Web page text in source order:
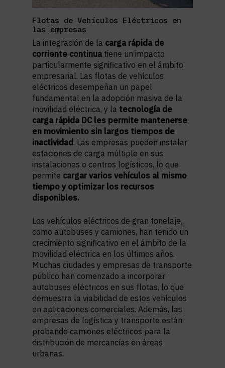
Flotas de Vehículos Eléctricos en
las empresas
La integración de la carga rápida de
corriente continua tiene un impacto
particularmente significativo en el ámbito
empresarial. Las flotas de vehículos
eléctricos desempeñan un papel
fundamental en la adopción masiva de la
movilidad eléctrica, y la tecnología de
carga rápida DC les permite mantenerse
en movimiento sin largos tiempos de
inactividad . Las empresas pueden instalar
estaciones de carga múltiple en sus
instalaciones o centros logísticos, lo que
permite cargar varios vehículos al mismo
tiempo y optimizar los recursos
disponibles.
Los vehículos eléctricos de gran tonelaje,
como autobuses y camiones, han tenido un
crecimiento significativo en el ámbito de la
movilidad eléctrica en los últimos años.
Muchas ciudades y empresas de transporte
público han comenzado a incorporar
autobuses eléctricos en sus flotas, lo que
demuestra la viabilidad de estos vehículos
en aplicaciones comerciales. Además, las
empresas de logística y transporte están
probando camiones eléctricos para la
distribución de mercancías en áreas
urbanas.